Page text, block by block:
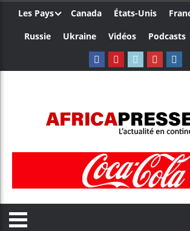
Les Pays Canada États-Unis
Russie
Ukraine Vidéos Podcasts